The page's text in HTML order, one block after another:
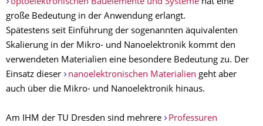
optoelektronischen Bauelemente und Systemehat eine
große Bedeutung in der Anwendung erlangt.
Spätestens seit Einführung der sogenannten äquivalenten
Skalierung in der Mikro- und Nanoelektronik kommt den
verwendeten Materialien eine besondere Bedeutung zu. Der
Einsatz dieser
nanoelektronischen Materialien geht aber
auch über die Mikro- und Nanoelektronik hinaus.
Am IHM der TU Dresden sind mehrere
Professuren